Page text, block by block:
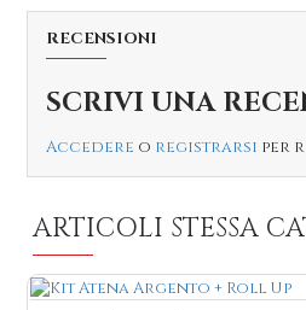
RECENSIONI
SCRIVI UNA
Accedere o registrarsi per
ARTICOLI STESSA